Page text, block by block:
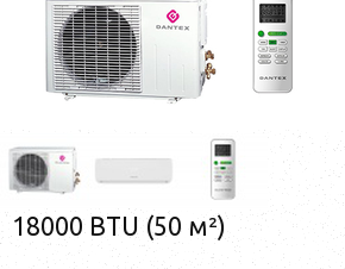
18000 BTU (50 м²)